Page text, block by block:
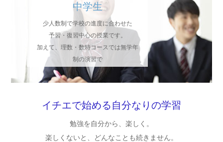
中学生
少人数制で学校の進度に合わせた
予習・復習中心の授業です。
加えて、理数・数特コースでは無学年
制の演習で
先取り学習や弱点をフォローします。
イチエで始める自分なりの学習
勉強を自分から、楽しく。
楽しくないと、どんなことも続きません。